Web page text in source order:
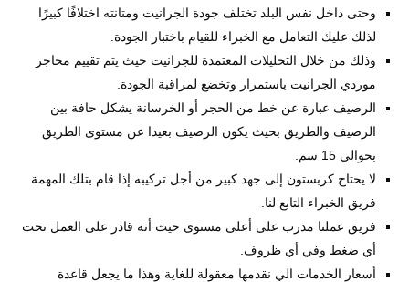
وحتى داخل نفس البلد تختلف جودة الجرانيت ومتانته اختلافًا كبيرًا
لذلك عليك التعامل مع الخبراء للقيام باختبار الجودة.
وذلك من خلال التحليلات المعتمدة للجرانيت حيث يتم تقييم محاجر
موردي الجرانيت باستمرار وتخضع لمراقبة الجودة.
الرصيف عبارة عن خط من الحجر أو الخرسانة يشكل حافة بين
الرصيف والطريق بحيث يكون الرصيف بعيدا عن مستوى الطريق
بحوالي 15 سم.
لا يحتاج كربستون إلى جهد كبير من أجل تركيبه إذا قام بتلك المهمة
فريق الخبراء التابع لنا.
فريق عملنا مدرب على أعلى مستوى حيث أنه قادر على العمل تحت
أي ضغط وفي أي ظروف.
أسعار الخدمات الي نقدمها معقولة للغاية وهذا ما يجعل قاعدة